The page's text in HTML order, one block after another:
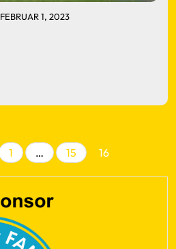
FEBRUAR 1, 2023
der
Beiträge
1 … 15 16